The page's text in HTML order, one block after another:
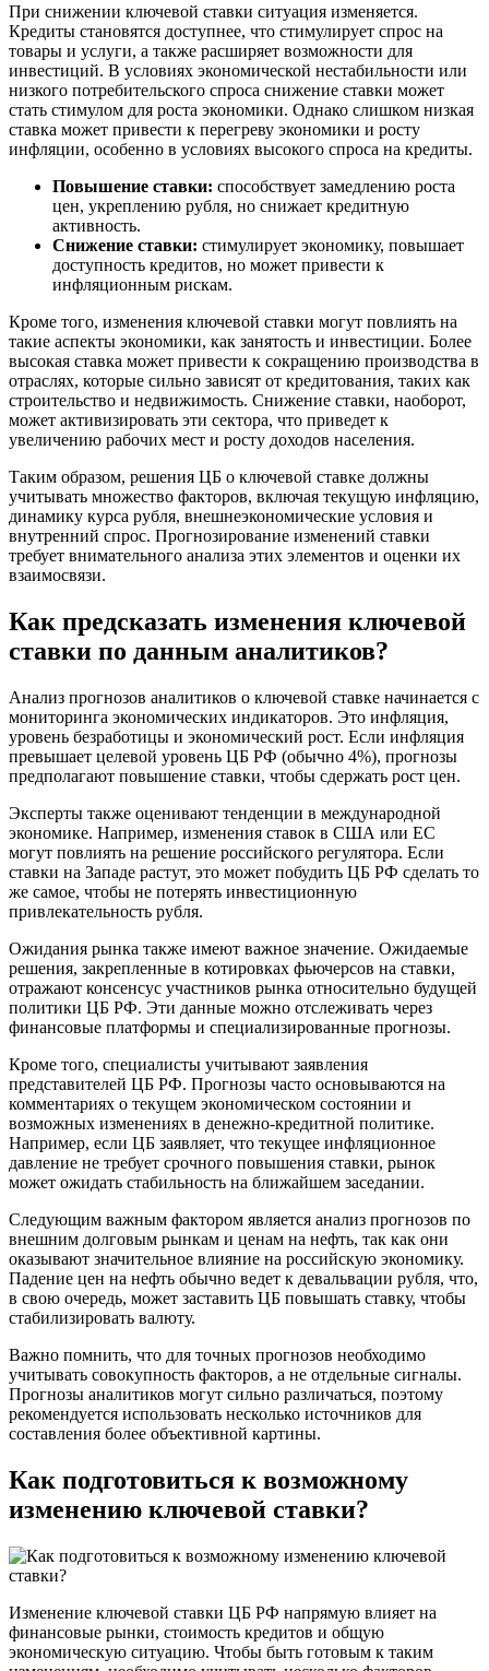
При снижении ключевой ставки ситуация изменяется.
Кредиты становятся доступнее, что стимулирует спрос на
товары и услуги, а также расширяет возможности для
инвестиций. В условиях экономической нестабильности или
низкого потребительского спроса снижение ставки может
стать стимулом для роста экономики. Однако слишком низкая
ставка может привести к перегреву экономики и росту
инфляции, особенно в условиях высокого спроса на кредиты.
Повышение ставки: способствует замедлению роста
цен, укреплению рубля, но снижает кредитную
активность.
Снижение ставки: стимулирует экономику, повышает
доступность кредитов, но может привести к
инфляционным рискам.
Кроме того, изменения ключевой ставки могут повлиять на
такие аспекты экономики, как занятость и инвестиции. Более
высокая ставка может привести к сокращению производства в
отраслях, которые сильно зависят от кредитования, таких как
строительство и недвижимость. Снижение ставки, наоборот,
может активизировать эти сектора, что приведет к
увеличению рабочих мест и росту доходов населения.
Таким образом, решения ЦБ о ключевой ставке должны
учитывать множество факторов, включая текущую инфляцию,
динамику курса рубля, внешнеэкономические условия и
внутренний спрос. Прогнозирование изменений ставки
требует внимательного анализа этих элементов и оценки их
взаимосвязи.
Как предсказать изменения ключевой
ставки по данным аналитиков?
Анализ прогнозов аналитиков о ключевой ставке начинается с
мониторинга экономических индикаторов. Это инфляция,
уровень безработицы и экономический рост. Если инфляция
превышает целевой уровень ЦБ РФ (обычно 4%), прогнозы
предполагают повышение ставки, чтобы сдержать рост цен.
Эксперты также оценивают тенденции в международной
экономике. Например, изменения ставок в США или ЕС
могут повлиять на решение российского регулятора. Если
ставки на Западе растут, это может побудить ЦБ РФ сделать то
же самое, чтобы не потерять инвестиционную
привлекательность рубля.
Ожидания рынка также имеют важное значение. Ожидаемые
решения, закрепленные в котировках фьючерсов на ставки,
отражают консенсус участников рынка относительно будущей
политики ЦБ РФ. Эти данные можно отслеживать через
финансовые платформы и специализированные прогнозы.
Кроме того, специалисты учитывают заявления
представителей ЦБ РФ. Прогнозы часто основываются на
комментариях о текущем экономическом состоянии и
возможных изменениях в денежно-кредитной политике.
Например, если ЦБ заявляет, что текущее инфляционное
давление не требует срочного повышения ставки, рынок
может ожидать стабильность на ближайшем заседании.
Следующим важным фактором является анализ прогнозов по
внешним долговым рынкам и ценам на нефть, так как они
оказывают значительное влияние на российскую экономику.
Падение цен на нефть обычно ведет к девальвации рубля, что,
в свою очередь, может заставить ЦБ повышать ставку, чтобы
стабилизировать валюту.
Важно помнить, что для точных прогнозов необходимо
учитывать совокупность факторов, а не отдельные сигналы.
Прогнозы аналитиков могут сильно различаться, поэтому
рекомендуется использовать несколько источников для
составления более объективной картины.
Как подготовиться к возможному
изменению ключевой ставки?
Изменение ключевой ставки ЦБ РФ напрямую влияет на
финансовые рынки, стоимость кредитов и общую
экономическую ситуацию. Чтобы быть готовым к таким